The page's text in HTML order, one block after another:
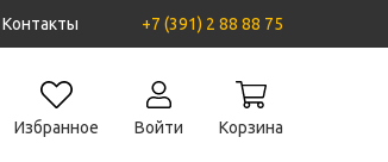
Контакты +7 (391) 2 88 88 75
Избранное Войти Корзина